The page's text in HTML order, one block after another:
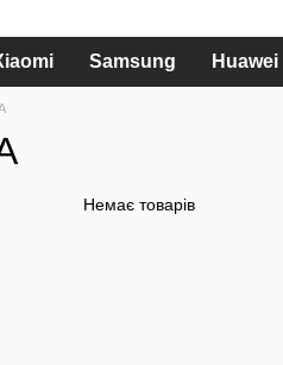
Samsung Huawei
Немає товарів